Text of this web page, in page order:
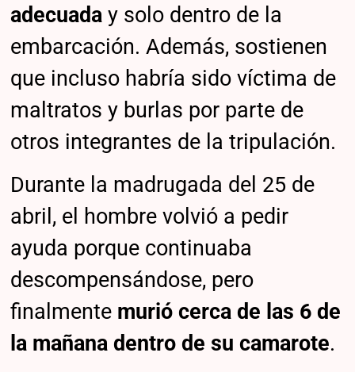
adecuada y solo dentro de la
embarcación. Además, sostienen
que incluso habría sido víctima de
maltratos y burlas por parte de
otros integrantes de la tripulación.
Durante la madrugada del 25 de
abril, el hombre volvió a pedir
ayuda porque continuaba
descompensándose, pero
finalmente murió cerca de las 6 de
la mañana dentro de su camarote.